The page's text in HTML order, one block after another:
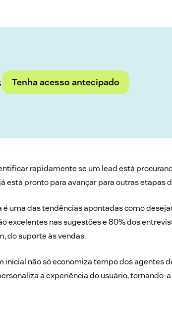
Tenha acesso antecipado
rapidamente se um lead está
está pronto para avançar para outras etapas
é uma das tendências apontadas como
excelentes nas sugestões e 80% dos
do suporte às vendas.
inicial não só economiza tempo dos agentes
a experiência do usuário, tornando-